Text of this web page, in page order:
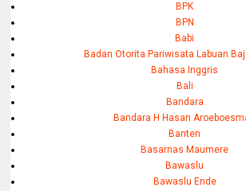
BPK
BPN
Babi
Badan Otorita Pariwisata Labuan
Bahasa Inggris
Bali
Bandara
Bandara H Hasan
Banten
Basarnas Maumere
Bawaslu
Bawaslu Ende